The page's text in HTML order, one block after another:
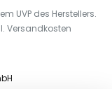
UVP des Herstellers.
Versandkosten